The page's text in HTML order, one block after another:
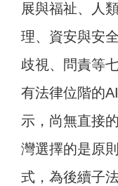
展與福祉、人
理、資安與安
歧視、問責等
有法律位階的
示，尚無直接
灣選擇的是原
式，為後續子